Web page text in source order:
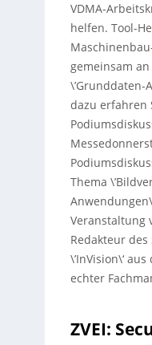
VDMA-
helfen. Tool-
gemeinsam
\’Grunddaten-
dazu erfahren
Thema
Veranstaltung
Redakteur des
\’InVision\‘
echter
ZVEI: